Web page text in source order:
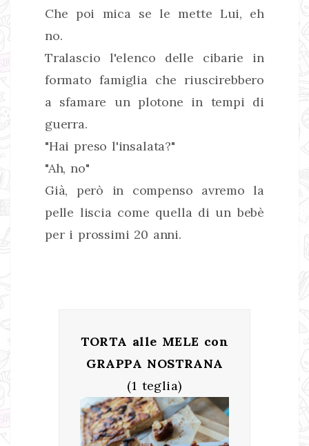
Che poi mica se le mette Lui, eh
no.
Tralascio l'elenco delle cibarie in
formato famiglia che riuscirebbero
a sfamare un plotone in tempi di
guerra.
"Hai preso l'insalata?"
"Ah, no"
Già, però in compenso avremo la
pelle liscia come quella di un bebè
per i prossimi 20 anni.
TORTA alle MELE con
GRAPPA NOSTRANA
(1 teglia)